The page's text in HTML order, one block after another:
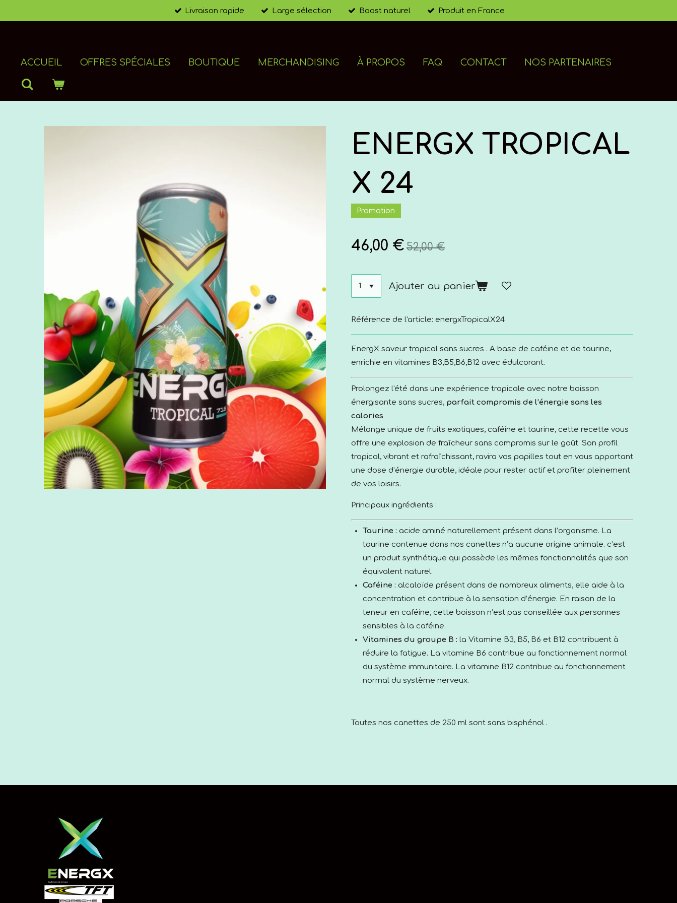
Livraison rapide Large sélection Boost naturel Produit en France
ACCUEIL OFFRES SPÉCIALES BOUTIQUE MERCHANDISING À PROPOS FAQ CONTACT NOS PARTENAIRES
ENERGX TROPICAL
X 24
Promotion
46,00 € 52,00 €
Ajouter au panier
Référence de l'article: energxTropicalX24
EnergX saveur tropical sans sucres . A base de caféine et de taurine,
enrichie en vitamines B3,B5,B6,B12 avec édulcorant.
Prolongez l'été dans une expérience tropicale avec notre boisson
énergisante sans sucres, parfait compromis de l’énergie sans les
calories
Mélange unique de fruits exotiques, caféine et taurine, cette recette vous
offre une explosion de fraîcheur sans compromis sur le goût. Son profil
tropical, vibrant et rafraîchissant, ravira vos papilles tout en vous apportant
une dose d’énergie durable, idéale pour rester actif et profiter pleinement
de vos loisirs.
Principaux ingrédients :
Taurine : acide aminé naturellement présent dans l’organisme. La
taurine contenue dans nos canettes n’a aucune origine animale. c’est
un produit synthétique qui possède les mêmes fonctionnalités que son
équivalent naturel.
Caféine : alcaloïde présent dans de nombreux aliments, elle aide à la
concentration et contribue à la sensation d’énergie. En raison de la
teneur en caféine, cette boisson n’est pas conseillée aux personnes
sensibles à la caféine.
Vitamines du groupe B : la Vitamine B3, B5, B6 et B12 contribuent à
réduire la fatigue. La vitamine B6 contribue au fonctionnement normal
du système immunitaire. La vitamine B12 contribue au fonctionnement
normal du système nerveux.
Toutes nos canettes de 250 ml sont sans bisphénol .